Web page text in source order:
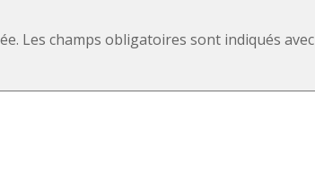
Les champs obligatoires sont indiqués avec